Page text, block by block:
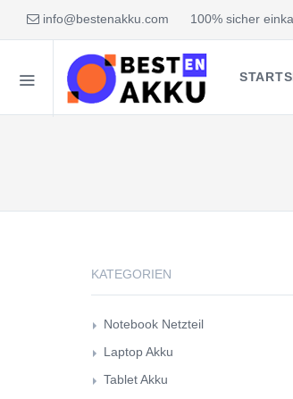
info@bestenakku.com 100% sicher
KATEGORIEN
Notebook Netzteil
Laptop Akku
Tablet Akku